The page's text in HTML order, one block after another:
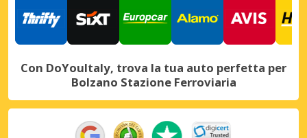
Con DoYouItaly, trova la tua auto perfetta per
Bolzano Stazione Ferroviaria